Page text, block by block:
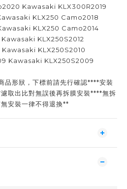
Kawasaki KLX300R2019
KLX250 Camo2018
KLX250 Camo2014
KLX250S2012
KLX250S2010
Kawasaki KLX250S2009
品形狀，下標前請先行確認****安裝
取出比對無誤後再拆膜安裝****無拆
安裝一律不得退換**